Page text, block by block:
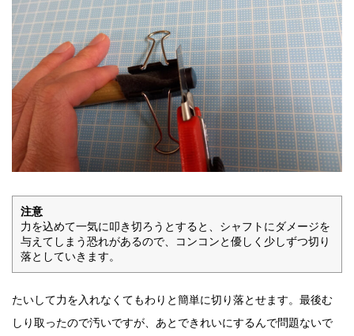
注意
力を込めて一気に叩き切ろうとすると、シャフトにダメージを
与えてしまう恐れがあるので、コンコンと優しく少しずつ切り
落としていきます。
たいして力を入れなくてもわりと簡単に切り落とせます。最後む
しり取ったので汚いですが、あとできれいにするんで問題ないで